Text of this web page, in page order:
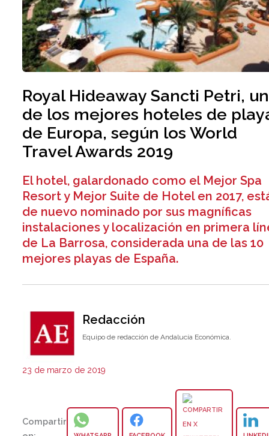
Royal Hideaway Sancti Petri,
de los mejores hoteles de
de Europa, según los World
Travel Awards 2019
El hotel, galardonado como el Mejor Spa
Resort y Mejor Suite de Hotel en 2017,
de nuevo nominado por sus magníficas
instalaciones y localización en primera
de La Barrosa, considerada una de las 10
mejores playas de España.
Redacción
Equipo de redacción de Andalucía Económica.
23 de marzo de 2019
Compartir